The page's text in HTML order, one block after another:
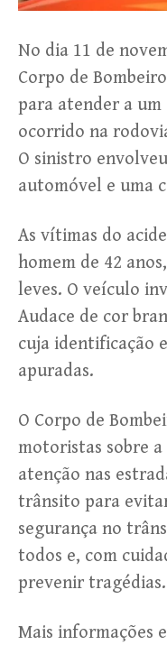
No dia 11 de
Corpo de
para atender a
ocorrido na
O sinistro
automóvel e uma
As vítimas do
homem de 42
leves. O veículo
Audace de cor
cuja identificação
apuradas.
O Corpo de
motoristas sobre
atenção nas
trânsito para
segurança no
todos e, com
prevenir tragédias.
Mais informações